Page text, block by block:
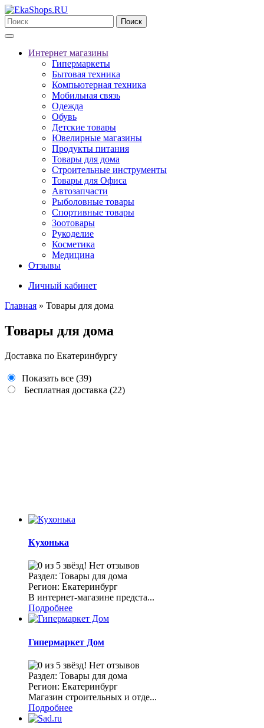
Поиск
Интернет магазины
Гипермаркеты
Бытовая техника
Компьютерная техника
Мобильная связь
Одежда
Обувь
Детские товары
Ювелирные магазины
Продукты питания
Товары для дома
Строительные инструменты
Товары для Офиса
Автозапчасти
Рыболовные товары
Спортивные товары
Зоотовары
Рукоделие
Косметика
Медицина
Отзывы
Личный кабинет
Главная » Товары для дома
Товары для дома
Доставка по Екатеринбургу
Показать все (39)
Бесплатная доставка (22)
Кухонька
Нет отзывов
Раздел: Товары для дома
Регион: Екатеринбург
В интернет-магазине предста...
Подробнее
Гипермаркет Дом
Нет отзывов
Раздел: Товары для дома
Регион: Екатеринбург
Магазин строительных и отде...
Подробнее